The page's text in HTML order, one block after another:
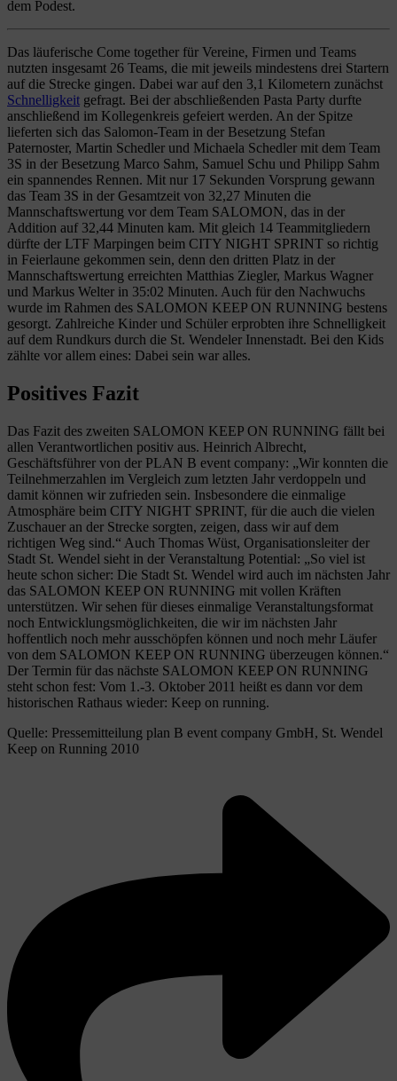
dem Podest.
Das läuferische Come together für Vereine, Firmen und Teams
nutzten insgesamt 26 Teams, die mit jeweils mindestens drei Startern
auf die Strecke gingen. Dabei war auf den 3,1 Kilometern zunächst
Schnelligkeit gefragt. Bei der abschließenden Pasta Party durfte
anschließend im Kollegenkreis gefeiert werden. An der Spitze
lieferten sich das Salomon-Team in der Besetzung Stefan
Paternoster, Martin Schedler und Michaela Schedler mit dem Team
3S in der Besetzung Marco Sahm, Samuel Schu und Philipp Sahm
ein spannendes Rennen. Mit nur 17 Sekunden Vorsprung gewann
das Team 3S in der Gesamtzeit von 32,27 Minuten die
Mannschaftswertung vor dem Team SALOMON, das in der
Addition auf 32,44 Minuten kam. Mit gleich 14 Teammitgliedern
dürfte der LTF Marpingen beim CITY NIGHT SPRINT so richtig
in Feierlaune gekommen sein, denn den dritten Platz in der
Mannschaftswertung erreichten Matthias Ziegler, Markus Wagner
und Markus Welter in 35:02 Minuten. Auch für den Nachwuchs
wurde im Rahmen des SALOMON KEEP ON RUNNING bestens
gesorgt. Zahlreiche Kinder und Schüler erprobten ihre Schnelligkeit
auf dem Rundkurs durch die St. Wendeler Innenstadt. Bei den Kids
zählte vor allem eines: Dabei sein war alles.
Positives Fazit
Das Fazit des zweiten SALOMON KEEP ON RUNNING fällt bei
allen Verantwortlichen positiv aus. Heinrich Albrecht,
Geschäftsführer von der PLAN B event company: „Wir konnten die
Teilnehmerzahlen im Vergleich zum letzten Jahr verdoppeln und
damit können wir zufrieden sein. Insbesondere die einmalige
Atmosphäre beim CITY NIGHT SPRINT, für die auch die vielen
Zuschauer an der Strecke sorgten, zeigen, dass wir auf dem
richtigen Weg sind.“ Auch Thomas Wüst, Organisationsleiter der
Stadt St. Wendel sieht in der Veranstaltung Potential: „So viel ist
heute schon sicher: Die Stadt St. Wendel wird auch im nächsten Jahr
das SALOMON KEEP ON RUNNING mit vollen Kräften
unterstützen. Wir sehen für dieses einmalige Veranstaltungsformat
noch Entwicklungsmöglichkeiten, die wir im nächsten Jahr
hoffentlich noch mehr ausschöpfen können und noch mehr Läufer
von dem SALOMON KEEP ON RUNNING überzeugen können.“
Der Termin für das nächste SALOMON KEEP ON RUNNING
steht schon fest: Vom 1.-3. Oktober 2011 heißt es dann vor dem
historischen Rathaus wieder: Keep on running.
Quelle: Pressemitteilung plan B event company GmbH, St. Wendel
Keep on Running 2010